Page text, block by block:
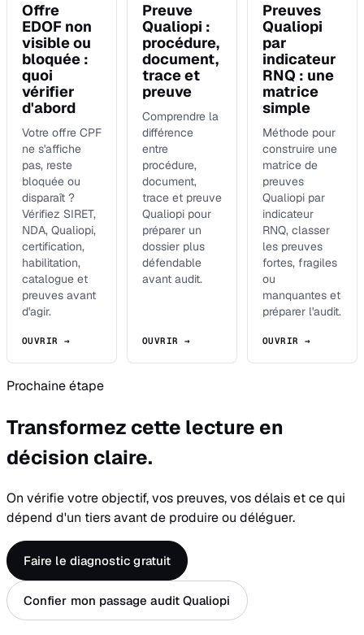
Offre
EDOF non
visible ou
bloquée :
quoi
vérifier
d'abord
Votre offre CPF
ne s'affiche
pas, reste
bloquée ou
disparaît ?
Vérifiez SIRET,
NDA, Qualiopi,
certification,
habilitation,
catalogue et
preuves avant
d'agir.
OUVRIR →
Preuve
Qualiopi :
procédure,
document,
trace et
preuve
Comprendre la
différence
entre
procédure,
document,
trace et preuve
Qualiopi pour
préparer un
dossier plus
défendable
avant audit.
OUVRIR →
Preuves
Qualiopi
par
indicateur
RNQ : une
matrice
simple
Méthode pour
construire une
matrice de
preuves
Qualiopi par
indicateur
RNQ, classer
les preuves
fortes, fragiles
ou
manquantes et
préparer l'audit.
OUVRIR →
Prochaine étape
Transformez cette lecture en
décision claire.
On vérifie votre objectif, vos preuves, vos délais et ce qui
dépend d'un tiers avant de produire ou déléguer.
Faire le diagnostic gratuit
Confier mon passage audit Qualiopi